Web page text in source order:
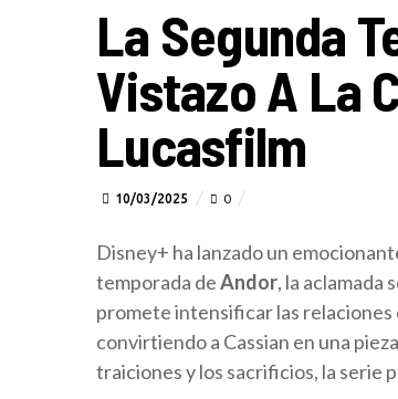
La Segunda
Vistazo A La
Lucasfilm
10/03/2025 0
Disney+ ha lanzado un
temporada deAndor, la aclamada
promete intensificar las
convirtiendo a Cassian en una
traiciones y los sacrificios, la serie